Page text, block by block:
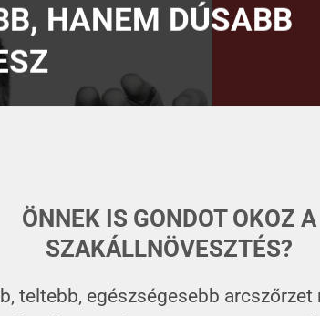
HANEM DÚSABB
ÖNNEK IS GONDOT OKOZ A
SZAKÁLLNÖVESZTÉS?
teltebb, egészségesebb arcszőrzet